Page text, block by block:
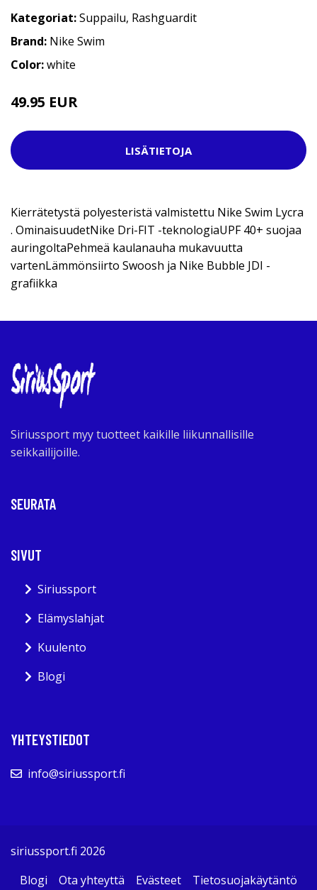
Kategoriat:Suppailu, Rashguardit
Brand: Nike Swim
Color:white
49.95 EUR
LISÄTIETOJA
Kierrätetystä polyesteristä valmistettu Nike Swim Lycra
. OminaisuudetNike Dri-FIT -teknologiaUPF 40+ suojaa
auringoltaPehmeä kaulanauha mukavuutta
vartenLämmönsiirto Swoosh ja Nike Bubble JDI -
grafiikka
Siriussport myy tuotteet kaikille liikunnallisille
seikkailijoille.
SEURATA
SIVUT
Siriussport
Elämyslahjat
Kuulento
Blogi
YHTEYSTIEDOT
info@siriussport.fi
siriussport.fi 2026
Blogi
Ota yhteyttä Evästeet Tietosuojakäytäntö